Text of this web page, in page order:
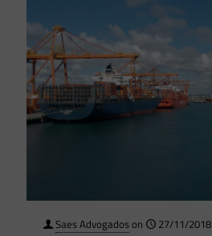
Saes Advogadoson
27/11/2018